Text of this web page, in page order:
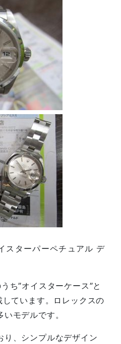
スターパーペチュアル デ
ち”オイスターケース”と
しています。ロレックスの
モデルです。
り、シンプルなデザイン